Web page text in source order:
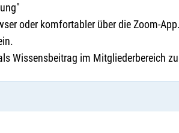
oder komfortabler über die Zoom-
Wissensbeitrag im Mitgliederbereich